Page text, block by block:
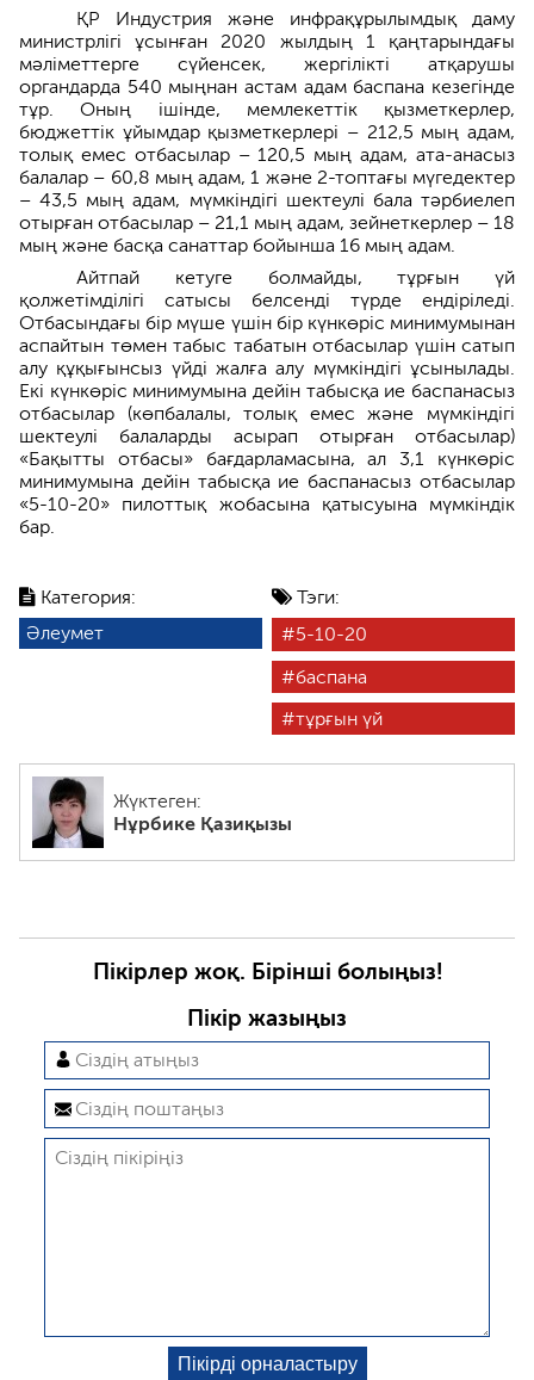
Категория:
Әлеумет
Тэги:
5-10-20
баспана
тұрғын үй
Жүктеген:
Нұрбике Қазиқызы
ҚР Индустрия және инфрақұрылымдық даму
министрлігі ұсынған 2020 жылдың 1 қаңтарындағы
мәліметтерге сүйенсек, жергілікті атқарушы
органдарда 540 мыңнан астам адам баспана кезегінде
тұр. Оның ішінде, мемлекеттік қызметкерлер,
бюджеттік ұйымдар қызметкерлері – 212,5 мың адам,
толық емес отбасылар – 120,5 мың адам, ата-анасыз
балалар – 60,8 мың адам, 1 және 2-топтағы мүгедектер
– 43,5 мың адам, мүмкіндігі шектеулі бала тәрбиелеп
отырған отбасылар – 21,1 мың адам, зейнеткерлер – 18
мың және басқа санаттар бойынша 16 мың адам.
Айтпай кетуге болмайды, тұрғын үй
қолжетімділігі сатысы белсенді түрде ендіріледі.
Отбасындағы бір мүше үшін бір күнкөріс минимумынан
аспайтын төмен табыс табатын отбасылар үшін сатып
алу құқығынсыз үйді жалға алу мүмкіндігі ұсынылады.
Екі күнкөріс минимумына дейін табысқа ие баспанасыз
отбасылар (көпбалалы, толық емес және мүмкіндігі
шектеулі балаларды асырап отырған отбасылар)
«Бақытты отбасы» бағдарламасына, ал 3,1 күнкөріс
минимумына дейін табысқа ие баспанасыз отбасылар
«5-10-20» пилоттық жобасына қатысуына мүмкіндік
бар.
Пікірлер жоқ. Бірінші болыңыз!
Пікір жазыңыз